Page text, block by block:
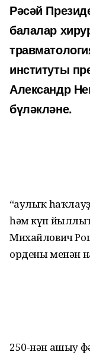
Рәсәй
балалар
институты
Александр
бүләкләне.
“Һаулыҡ
һәм күп
Михайлович
ордены менән
250-нән ашыу